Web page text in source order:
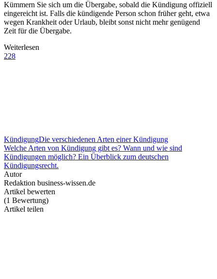
Kümmern Sie sich um die Übergabe, sobald die Kündigung offiziell
eingereicht ist. Falls die kündigende Person schon früher geht, etwa
wegen Krankheit oder Urlaub, bleibt sonst nicht mehr genügend
Zeit für die Übergabe.
Weiterlesen
228
KündigungDie verschiedenen Arten einer Kündigung
Welche Arten von Kündigung gibt es? Wann und wie sind
Kündigungen möglich? Ein Überblick zum deutschen
Kündigungsrecht.
Autor
Redaktion business-wissen.de
Artikel bewerten
(1 Bewertung)
Artikel teilen